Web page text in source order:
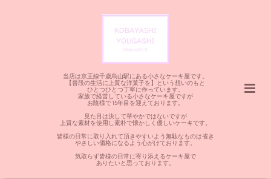
当店は京王線千歳烏山駅にある小さなケーキ屋です。
【普段の生活に上質な洋菓子を】という想いのもと
ひとつひとつ丁寧に作っています。
家族で経営している小さなケーキ屋ですが
お陰様で15年目を迎えております。
見た目は決して華やかではないですが
上質な素材を使用し素朴で懐かしく優しいケーキです。
皆様の日常に取り入れて頂きやすいよう無駄なものは省き
やさしい価格になるよう心がけております。
気取らず皆様の日常に寄り添えるケーキ屋で
ありたいと思っております。